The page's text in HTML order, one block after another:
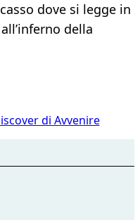
dove si legge in
della
di Avvenire